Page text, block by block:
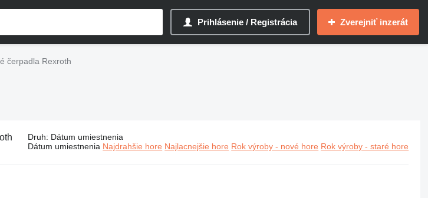
Prihlásenie / Registrácia Zverejniť inzerát
čerpadla Rexroth
Druh: Dátum umiestnenia
Dátum umiestnenia Najdrahšie hore Najlacnejšie hore Rok výroby - nové hore Rok výroby - staré hore